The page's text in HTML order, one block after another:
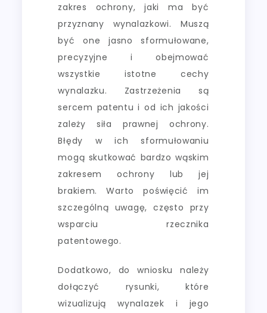
zakres ochrony, jaki ma być
przyznany wynalazkowi. Muszą
być one jasno sformułowane,
precyzyjne i obejmować
wszystkie istotne cechy
wynalazku. Zastrzeżenia są
sercem patentu i od ich jakości
zależy siła prawnej ochrony.
Błędy w ich sformułowaniu
mogą skutkować bardzo wąskim
zakresem ochrony lub jej
brakiem. Warto poświęcić im
szczególną uwagę, często przy
wsparciu rzecznika
patentowego.
Dodatkowo, do wniosku należy
dołączyć rysunki, które
wizualizują wynalazek i jego